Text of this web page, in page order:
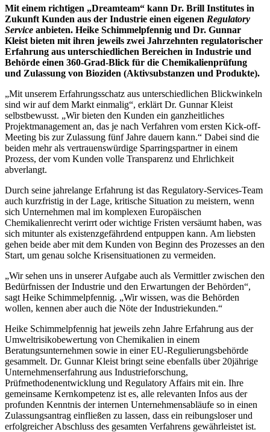
Mit einem richtigen „Dreamteam“ kann Dr. Brill Institutes in
Zukunft Kunden aus der Industrie einen eigenen Regulatory
Service anbieten. Heike Schimmelpfennig und Dr. Gunnar
Kleist bieten mit ihren jeweils zwei Jahrzehnten regulatorischer
Erfahrung aus unterschiedlichen Bereichen in Industrie und
Behörde einen 360-Grad-Blick für die Chemikalienprüfung
und Zulassung von Bioziden (Aktivsubstanzen und Produkte).
„Mit unserem Erfahrungsschatz aus unterschiedlichen Blickwinkeln
sind wir auf dem Markt einmalig“, erklärt Dr. Gunnar Kleist
selbstbewusst. „Wir bieten den Kunden ein ganzheitliches
Projektmanagement an, das je nach Verfahren vom ersten Kick-off-
Meeting bis zur Zulassung fünf Jahre dauern kann.“ Dabei sind die
beiden mehr als vertrauenswürdige Sparringspartner in einem
Prozess, der vom Kunden volle Transparenz und Ehrlichkeit
abverlangt.
Durch seine jahrelange Erfahrung ist das Regulatory-Services-Team
auch kurzfristig in der Lage, kritische Situation zu meistern, wenn
sich Unternehmen mal im komplexen Europäischen
Chemikalienrecht verirrt oder wichtige Fristen versäumt haben, was
sich mitunter als existenzgefährdend entpuppen kann. Am liebsten
gehen beide aber mit dem Kunden von Beginn des Prozesses an den
Start, um genau solche Krisensituationen zu vermeiden.
„Wir sehen uns in unserer Aufgabe auch als Vermittler zwischen den
Bedürfnissen der Industrie und den Erwartungen der Behörden“,
sagt Heike Schimmelpfennig. „Wir wissen, was die Behörden
wollen, kennen aber auch die Nöte der Industriekunden.“
Heike Schimmelpfennig hat jeweils zehn Jahre Erfahrung aus der
Umweltrisikobewertung von Chemikalien in einem
Beratungsunternehmen sowie in einer EU-Regulierungsbehörde
gesammelt. Dr. Gunnar Kleist bringt seine ebenfalls über 20jährige
Unternehmenserfahrung aus Industrieforschung,
Prüfmethodenentwicklung und Regulatory Affairs mit ein. Ihre
gemeinsame Kernkompetenz ist es, alle relevanten Infos aus der
profunden Kenntnis der internen Unternehmensabläufe so in einen
Zulassungsantrag einfließen zu lassen, dass ein reibungsloser und
erfolgreicher Abschluss des gesamten Verfahrens gewährleistet ist.